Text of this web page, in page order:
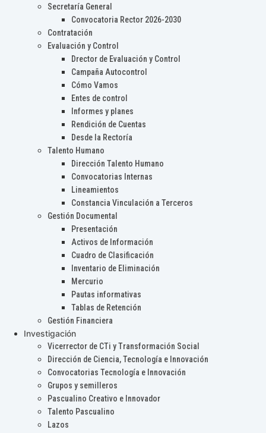
Secretaría General
Convocatoria Rector 2026-2030
Contratación
Evaluación y Control
Drector de Evaluación y Control
Campaña Autocontrol
Cómo Vamos
Entes de control
Informes y planes
Rendición de Cuentas
Desde la Rectoría
Talento Humano
Dirección Talento Humano
Convocatorias Internas
Lineamientos
Constancia Vinculación a Terceros
Gestión Documental
Presentación
Activos de Información
Cuadro de Clasificación
Inventario de Eliminación
Mercurio
Pautas informativas
Tablas de Retención
Gestión Financiera
Investigación
Vicerrector de CTi y Transformación Social
Dirección de Ciencia, Tecnología e Innovación
Convocatorias Tecnología e Innovación
Grupos y semilleros
Pascualino Creativo e Innovador
Talento Pascualino
Lazos